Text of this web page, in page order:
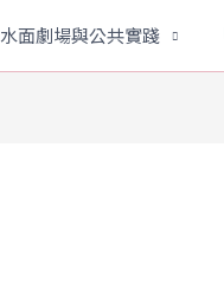
水面劇場與公共實踐